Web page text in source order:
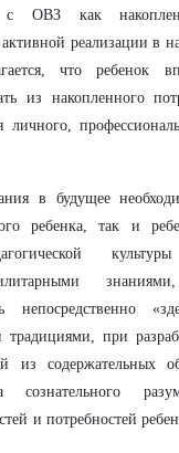
с ОВЗ как
реализации в
что ребенок
из накопленного
в будущее
ребенка, так и
непосредственно
традициями, при
из содержательных
сознательного
и потребностей